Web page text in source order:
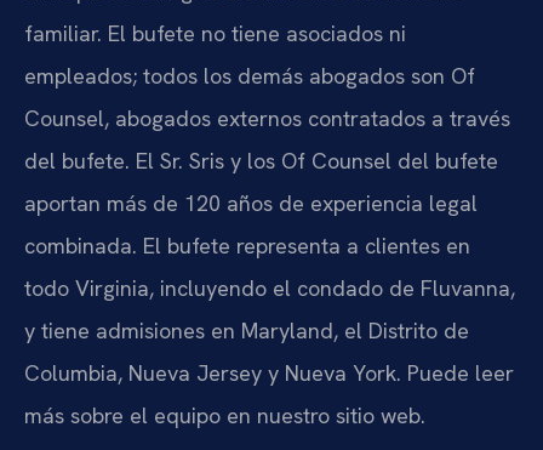
familiar. El bufete no tiene asociados ni
empleados; todos los demás abogados son Of
Counsel, abogados externos contratados a través
del bufete. El Sr. Sris y los Of Counsel del bufete
aportan más de 120 años de experiencia legal
combinada. El bufete representa a clientes en
todo Virginia, incluyendo el condado de Fluvanna,
y tiene admisiones en Maryland, el Distrito de
Columbia, Nueva Jersey y Nueva York. Puede leer
más sobre el equipo en nuestro sitio web.